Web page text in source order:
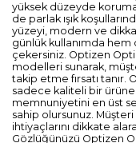
yüksek düzeyde
de parlak ışık
yüzeyi, modern ve
günlük kullanımda
çekersiniz. Optizen
modelleri sunarak,
takip etme fırsatı tanır.
sadece kaliteli bir
memnuniyetini en üst
sahip olursunuz. Müşteri
ihtiyaçlarını dikkate
Gözlüğünüzü Optizen